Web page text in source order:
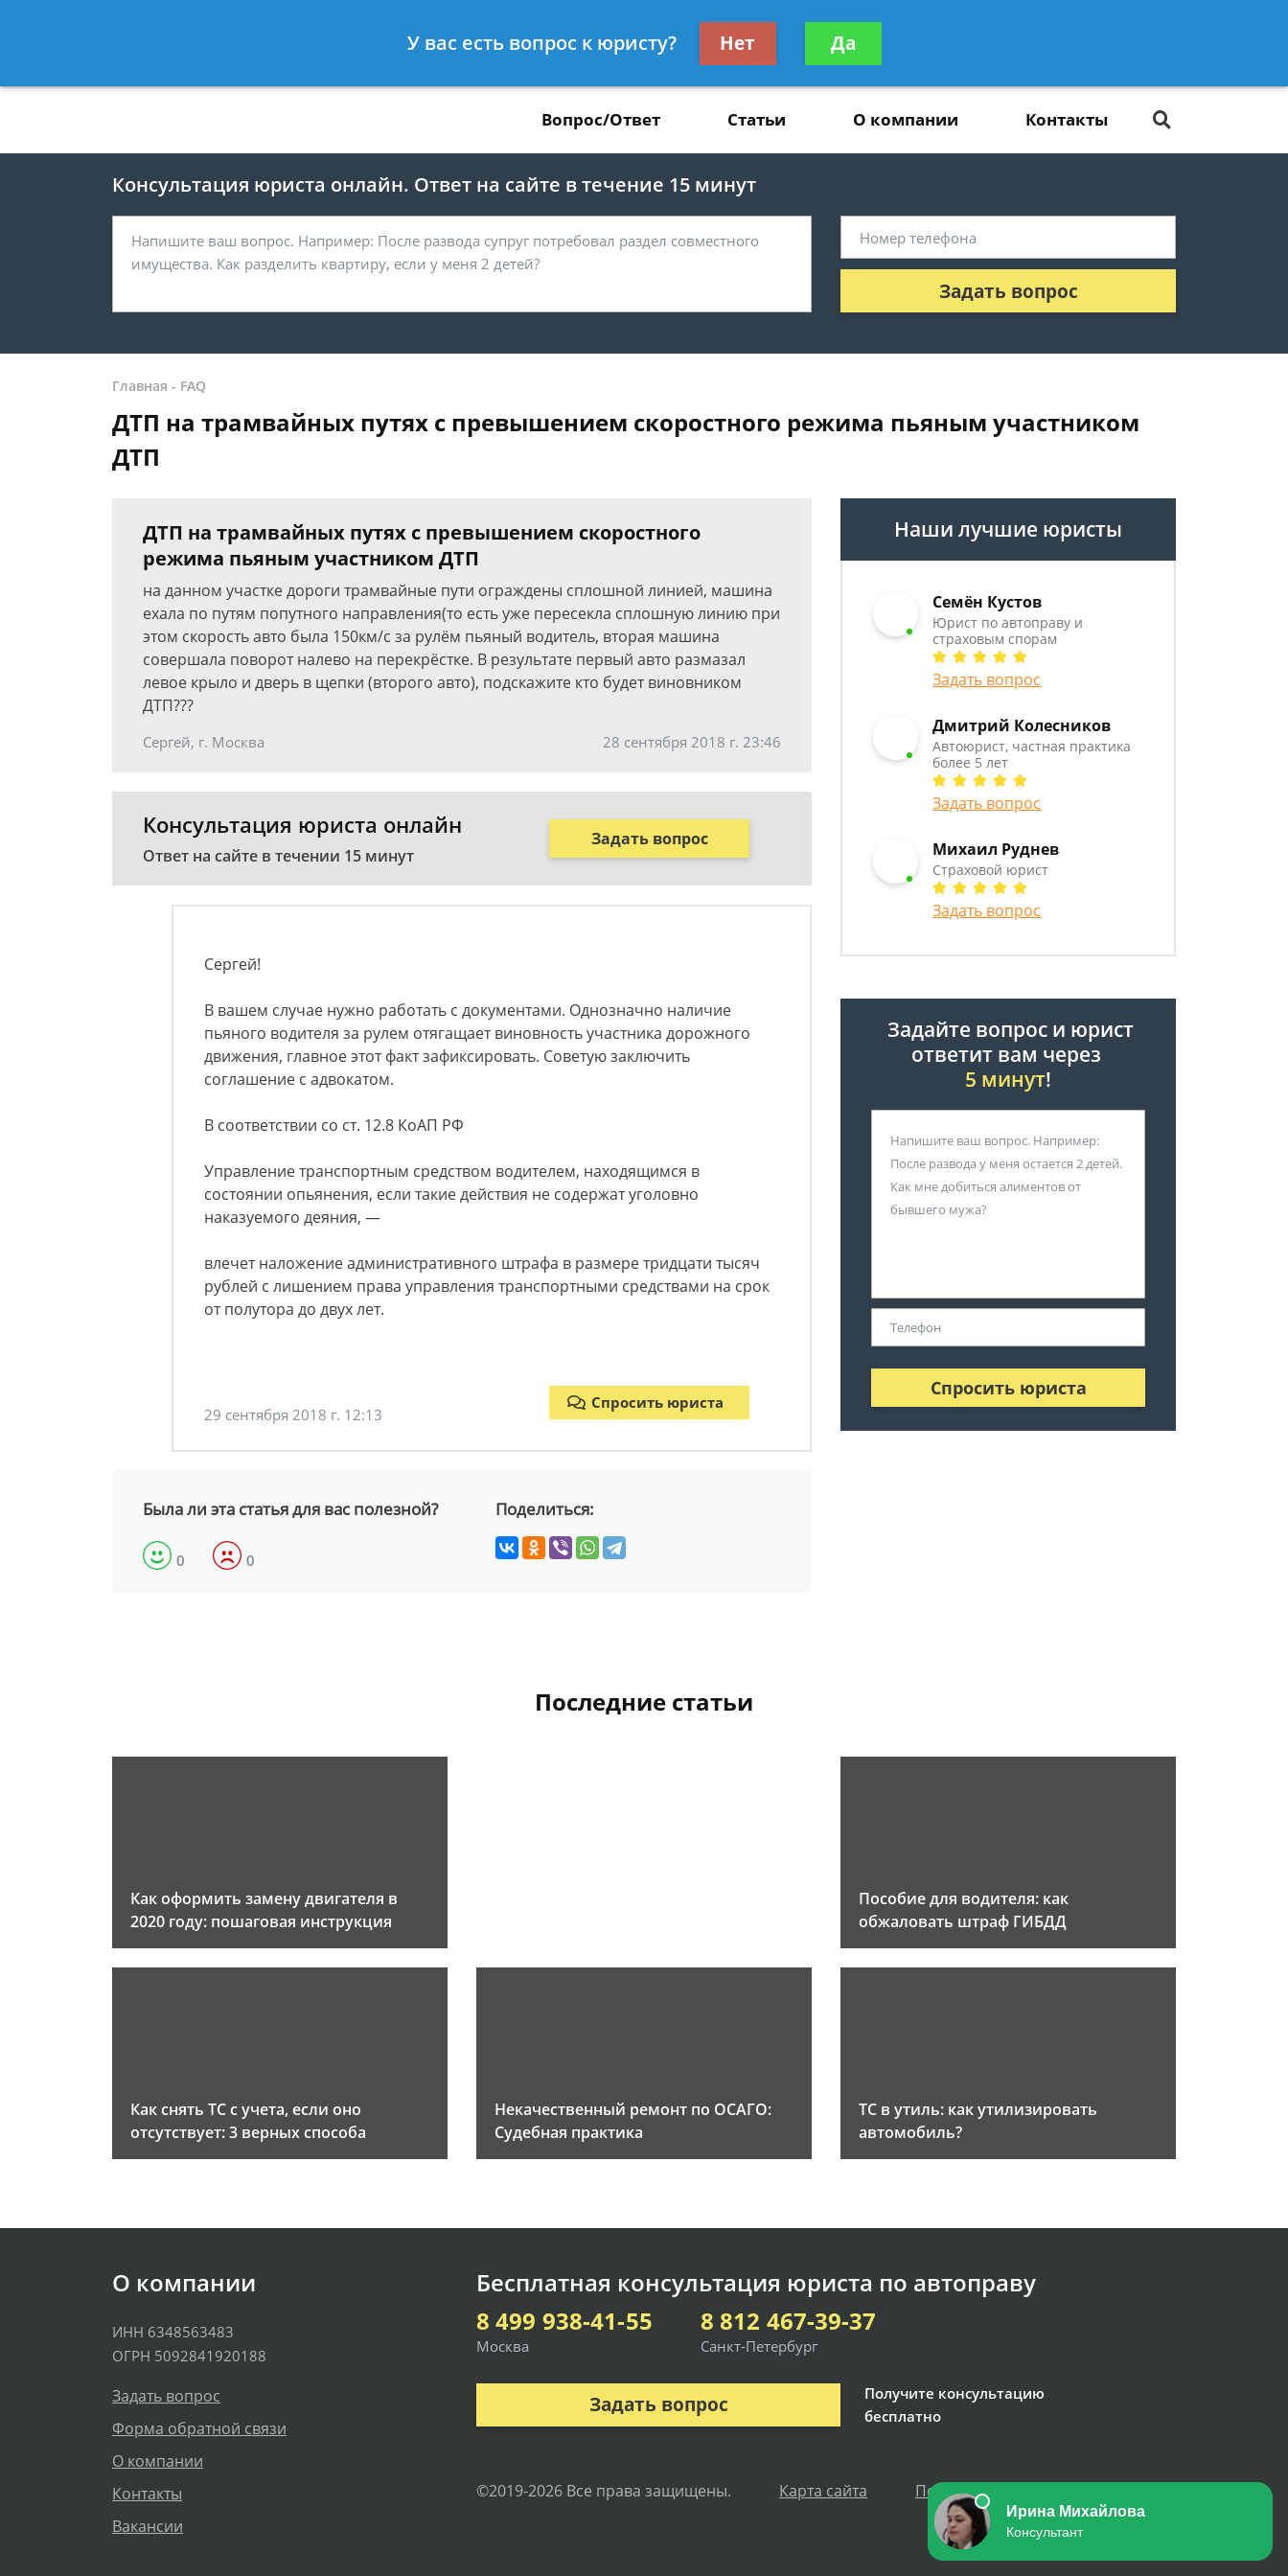
8 812 467-39-37
Получите консультацию
бесплатно
Вопрос/Ответ Статьи О компании Контакты
Консультация юриста онлайн. Ответ на сайте в течение 15 минут
Задать вопрос
Главная - FAQ
ДТП на трамвайных путях с превышением скоростного режима пьяным участником
ДТП
ДТП на трамвайных путях с превышением скоростного
режима пьяным участником ДТП
на данном участке дороги трамвайные пути ограждены сплошной линией, машина
ехала по путям попутного направления(то есть уже пересекла сплошную линию при
этом скорость авто была 150км/с за рулём пьяный водитель, вторая машина
совершала поворот налево на перекрёстке. В результате первый авто размазал
левое крыло и дверь в щепки (второго авто), подскажите кто будет виновником
ДТП???
Сергей, г. Москва 28 сентября 2018 г. 23:46
Консультация юриста онлайн
Ответ на сайте в течении 15 минут
Задать вопрос
Сергей!
В вашем случае нужно работать с документами. Однозначно наличие
пьяного водителя за рулем отягащает виновность участника дорожного
движения, главное этот факт зафиксировать. Советую заключить
соглашение с адвокатом.
В соответствии со ст. 12.8 КоАП РФ
Управление транспортным средством водителем, находящимся в
состоянии опьянения, если такие действия не содержат уголовно
наказуемого деяния, —
влечет наложение административного штрафа в размере тридцати тысяч
рублей с лишением права управления транспортными средствами на срок
от полутора до двух лет.
29 сентября 2018 г. 12:13
Спросить юриста
Была ли эта статья для вас полезной?
0 0
Поделиться:
Наши лучшие юристы
Семён Кустов
Юрист по автоправу и
страховым спорам
Задать вопрос
Дмитрий Колесников
Автоюрист, частная практика
более 5 лет
Задать вопрос
Михаил Руднев
Страховой юрист
Задать вопрос
Задайте вопрос и юрист
ответит вам через
5 минут!
Спросить юриста
Последние статьи
Как оформить замену двигателя в
2020 году: пошаговая инструкция
Пособие для водителя: как
обжаловать штраф ГИБДД
Как снять ТС с учета, если оно
отсутствует: 3 верных способа
Некачественный ремонт по ОСАГО:
Судебная практика
ТС в утиль: как утилизировать
автомобиль?
О компании
ИНН 6348563483
ОГРН 5092841920188
Задать вопрос
Форма обратной связи
О компании
Контакты
Вакансии
Бесплатная консультация юриста по автоправу
8 499 938-41-55
Москва
8 812 467-39-37
Санкт-Петербург
Задать вопрос
Получите консультацию
бесплатно
©2019-2026 Все права защищены. Карта сайта Политика персональных данных
У вас есть вопрос к юристу? Нет Да